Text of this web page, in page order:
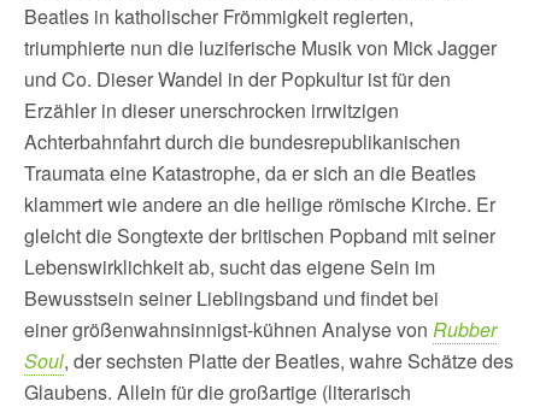
Beatles in katholischer Frömmigkeit regierten,
triumphierte nun die luziferische Musik von Mick Jagger
und Co. Dieser Wandel in der Popkultur ist für den
Erzähler in dieser unerschrocken irrwitzigen
Achterbahnfahrt durch die bundesrepublikanischen
Traumata eine Katastrophe, da er sich an die Beatles
klammert wie andere an die heilige römische Kirche. Er
gleicht die Songtexte der britischen Popband mit seiner
Lebenswirklichkeit ab, sucht das eigene Sein im
Bewusstsein seiner Lieblingsband und findet bei
einer größenwahnsinnigst-kühnen Analyse von Rubber
Soul, der sechsten Platte der Beatles, wahre Schätze des
Glaubens. Allein für die großartige (literarisch